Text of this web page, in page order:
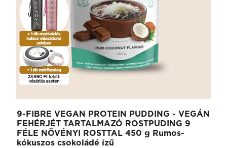
9-FIBRE VEGAN PROTEIN PUDDING - VEGÁN
FEHÉRJÉT TARTALMAZÓ ROSTPUDING 9
FÉLE NÖVÉNYI ROSTTAL 450 g Rumos-
kókuszos csokoládé ízű